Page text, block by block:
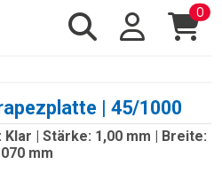
0
| 45/1000
Klar | Stärke: 1,00 mm | Breite:
mm